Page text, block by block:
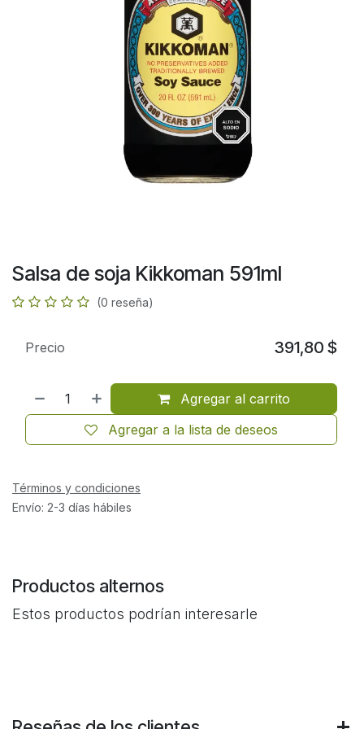
Salsa de soja Kikkoman 591ml
(0 reseña)
Agregar al carrito
Agregar a la lista de deseos
Precio 391,80 $
Términos y condiciones
Envío: 2-3 días hábiles
Productos alternos
Estos productos podrían interesarle